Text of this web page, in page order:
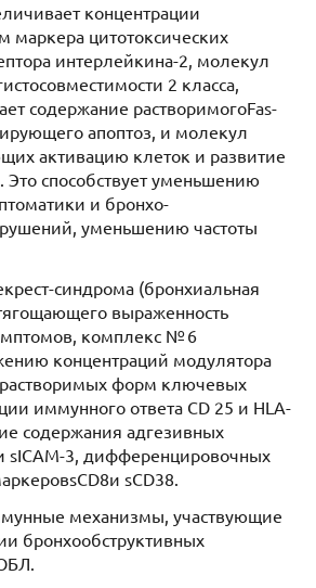
концентрации
маркера цитотоксических
интерлейкина-2, молекул
2 класса,
содержание растворимогоFas-
апоптоз, и молекул
активацию клеток и развитие
Это способствует уменьшению
и бронхо-
уменьшению частоты
синдрома (бронхиальная
выраженность
комплекс № 6
концентраций модулятора
растворимых форм ключевых
иммунного ответа CD 25 и HLA-
содержания адгезивных
sICAM-3, дифференцировочных
sCD38.
механизмы, участвующие
бронхообструктивных